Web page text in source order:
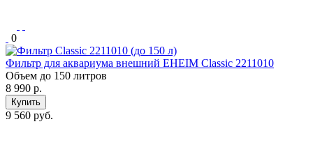
0
Фильтр для аквариума внешний EHEIM Classic 2211010
Объем до 150 литров
8 990 р.
Купить
9 560 руб.